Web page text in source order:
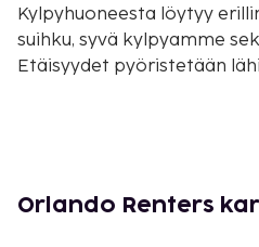
Kylpyhuoneesta löytyy
suihku, syvä kylpyamme
Etäisyydet pyöristetään
Jack Nicklaus Course - 7 km
Orlando Renters